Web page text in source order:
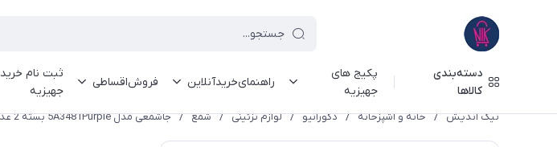
دسته‌بندی
کالاها
پکیج های
جهیزیه
راهنمای‌خرید‌آنلاین فروش‌اقساطی
ثبت نام خرید
جهیزیه
نیک اندیش / خانه و آشپزخانه / دکوراتیو / لوازم تزئینی / شمع / جاشمعی مدل 5A3481Purple بسته 2 عددی